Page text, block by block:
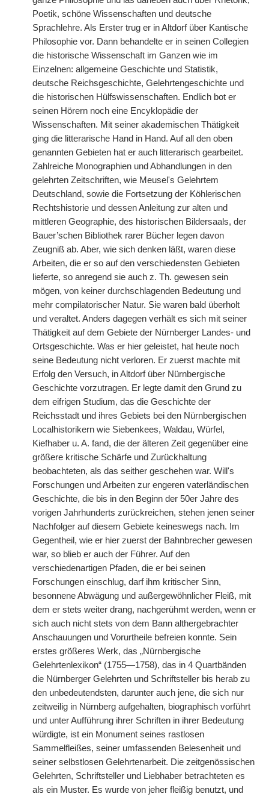
Poetik, schöne Wissenschaften und deutsche
Sprachlehre. Als Erster trug er in Altdorf über Kantische
Philosophie vor. Dann behandelte er in seinen Collegien
die historische Wissenschaft im Ganzen wie im
Einzelnen: allgemeine Geschichte und Statistik,
deutsche Reichsgeschichte, Gelehrtengeschichte und
die historischen Hülfswissenschaften. Endlich bot er
seinen Hörern noch eine Encyklopädie der
Wissenschaften. Mit seiner akademischen Thätigkeit
ging die litterarische Hand in Hand. Auf all den oben
genannten Gebieten hat er auch litterarisch gearbeitet.
Zahlreiche Monographien und Abhandlungen in den
gelehrten Zeitschriften, wie Meusel's Gelehrtem
Deutschland, sowie die Fortsetzung der Köhlerischen
Rechtshistorie und dessen Anleitung zur alten und
mittleren Geographie, des historischen Bildersaals, der
Bauer’schen Bibliothek rarer Bücher legen davon
Zeugniß ab. Aber, wie sich denken läßt, waren diese
Arbeiten, die er so auf den verschiedensten Gebieten
lieferte, so anregend sie auch z. Th. gewesen sein
mögen, von keiner durchschlagenden Bedeutung und
mehr compilatorischer Natur. Sie waren bald überholt
und veraltet. Anders dagegen verhält es sich mit seiner
Thätigkeit auf dem Gebiete der Nürnberger Landes- und
Ortsgeschichte. Was er hier geleistet, hat heute noch
seine Bedeutung nicht verloren. Er zuerst machte mit
Erfolg den Versuch, in Altdorf über Nürnbergische
Geschichte vorzutragen. Er legte damit den Grund zu
dem eifrigen Studium, das die Geschichte der
Reichsstadt und ihres Gebiets bei den Nürnbergischen
Localhistorikern wie Siebenkees, Waldau, Würfel,
Kiefhaber u. A. fand, die der älteren Zeit gegenüber eine
größere kritische Schärfe und Zurückhaltung
beobachteten, als das seither geschehen war. Will's
Forschungen und Arbeiten zur engeren vaterländischen
Geschichte, die bis in den Beginn der 50er Jahre des
vorigen Jahrhunderts zurückreichen, stehen jenen seiner
Nachfolger auf diesem Gebiete keineswegs nach. Im
Gegentheil, wie er hier zuerst der Bahnbrecher gewesen
war, so blieb er auch der Führer. Auf den
verschiedenartigen Pfaden, die er bei seinen
Forschungen einschlug, darf ihm kritischer Sinn,
besonnene Abwägung und außergewöhnlicher Fleiß, mit
dem er stets weiter drang, nachgerühmt werden, wenn er
sich auch nicht stets von dem Bann althergebrachter
Anschauungen und Vorurtheile befreien konnte. Sein
erstes größeres Werk, das „Nürnbergische
Gelehrtenlexikon“ (1755—1758), das in 4 Quartbänden
die Nürnberger Gelehrten und Schriftsteller bis herab zu
den unbedeutendsten, darunter auch jene, die sich nur
zeitweilig in Nürnberg aufgehalten, biographisch vorführt
und unter Aufführung ihrer Schriften in ihrer Bedeutung
würdigte, ist ein Monument seines rastlosen
Sammelfleißes, seiner umfassenden Belesenheit und
seiner selbstlosen Gelehrtenarbeit. Die zeitgenössischen
Gelehrten, Schriftsteller und Liebhaber betrachteten es
als ein Muster. Es wurde von jeher fleißig benutzt, und